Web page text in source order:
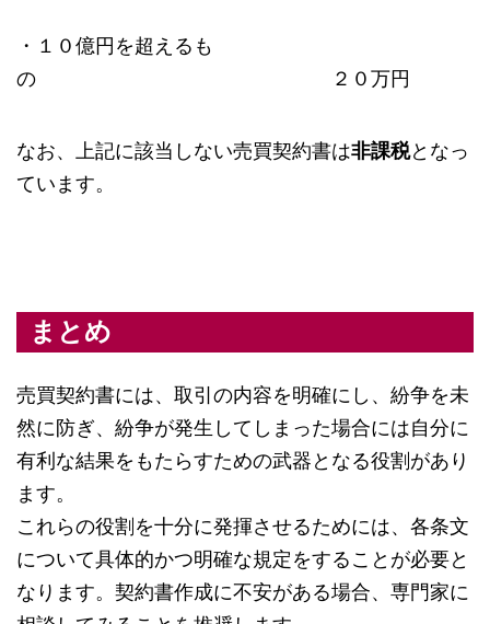
・１０億円を超えるも
の ２０万円
なお、上記に該当しない売買契約書は非課税となっ
ています。
まとめ
売買契約書には、取引の内容を明確にし、紛争を未
然に防ぎ、紛争が発生してしまった場合には自分に
有利な結果をもたらすための武器となる役割があり
ます。
これらの役割を十分に発揮させるためには、各条文
について具体的かつ明確な規定をすることが必要と
なります。契約書作成に不安がある場合、専門家に